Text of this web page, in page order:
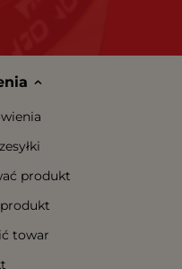
produkt
towar